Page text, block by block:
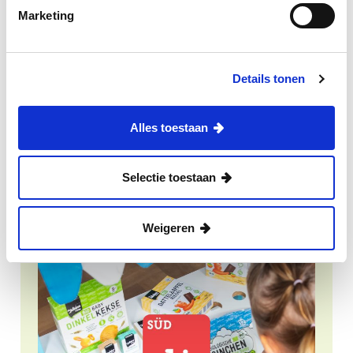
Marketing
Details tonen
Alles toestaan
Selectie toestaan
Weigeren
@die_kleine_kueche
Für Inspiration, exklusive Einblicke hinter die
Veranstaltungen